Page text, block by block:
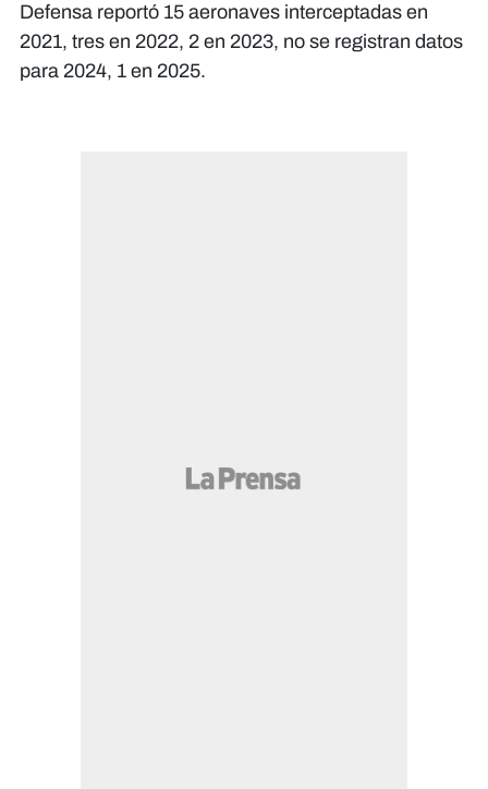
Defensa reportó 15 aeronaves interceptadas en
2021, tres en 2022, 2 en 2023, no se registran datos
para 2024, 1 en 2025.